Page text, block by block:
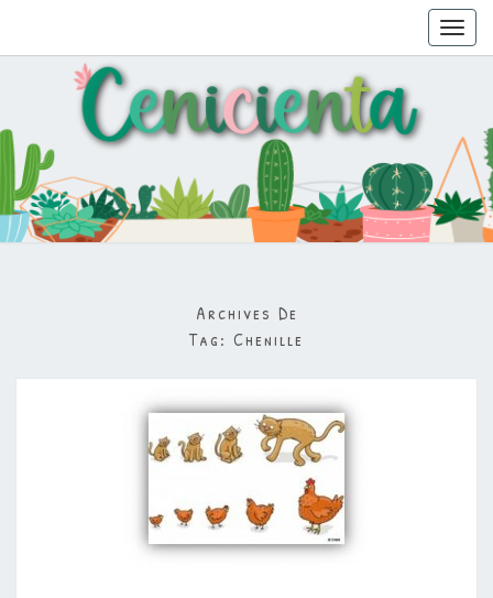
Archives De
Tag: Chenille